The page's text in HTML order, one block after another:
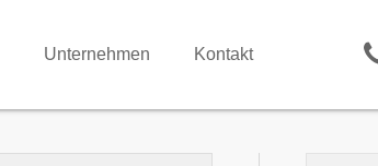
Unternehmen Kontakt